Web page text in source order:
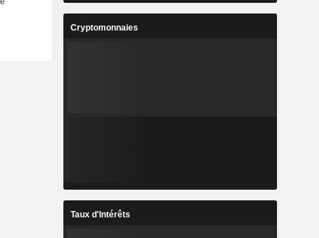
Cryptomonnaies
Taux d'Intérêts